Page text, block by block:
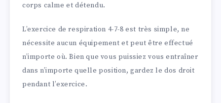
corps calme et détendu.
L’exercice de respiration 4-7-8 est très simple, ne
nécessite aucun équipement et peut être effectué
n’importe où. Bien que vous puissiez vous entraîner
dans n’importe quelle position, gardez le dos droit
pendant l’exercice.